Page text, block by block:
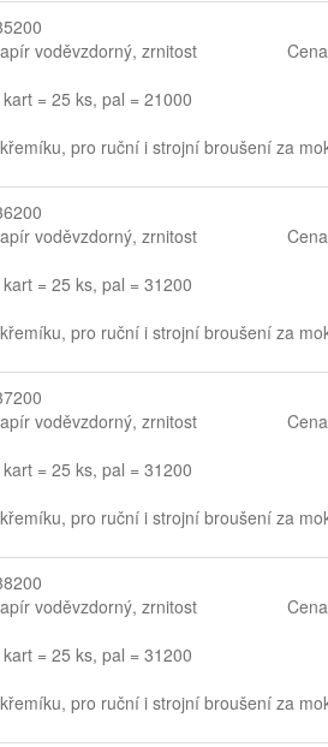
voděvzdorný, zrnitost
= 25 ks, pal = 21000
pro ruční i strojní broušení za
voděvzdorný, zrnitost
= 25 ks, pal = 31200
pro ruční i strojní broušení za
voděvzdorný, zrnitost
= 25 ks, pal = 31200
pro ruční i strojní broušení za
voděvzdorný, zrnitost
= 25 ks, pal = 31200
pro ruční i strojní broušení za